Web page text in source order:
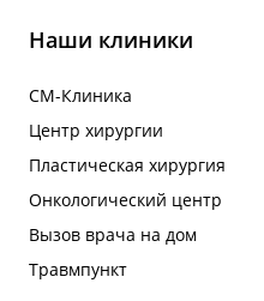
Наши клиники
СМ-Клиника
Центр хирургии
Пластическая хирургия
Онкологический центр
Вызов врача на дом
Травмпункт